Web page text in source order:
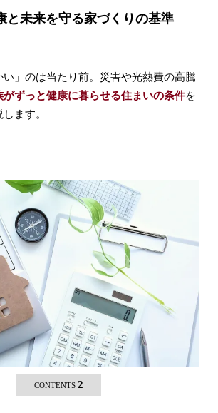
と未来を守る家づくりの基準
い」のは当たり前。災害や光熱費の高騰
がずっと健康に暮らせる住まいの条件を
ます。
CONTENTS 2